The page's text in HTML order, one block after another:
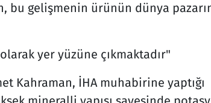
bu gelişmenin ürünün dünya
yer yüzüne çıkmaktadır"
Kahraman, İHA muhabirine yaptığı